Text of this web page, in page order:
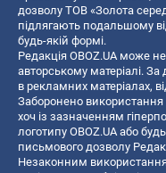
дозволу ТОВ «Золота
підлягають подальшому
будь-якій формі.
Редакція OBOZ.UA може
авторському матеріалі. За
в рекламних матеріалах,
Заборонено використання
хоч із зазначенням
логотипу OBOZ.UA або
письмового дозволу
Незаконним